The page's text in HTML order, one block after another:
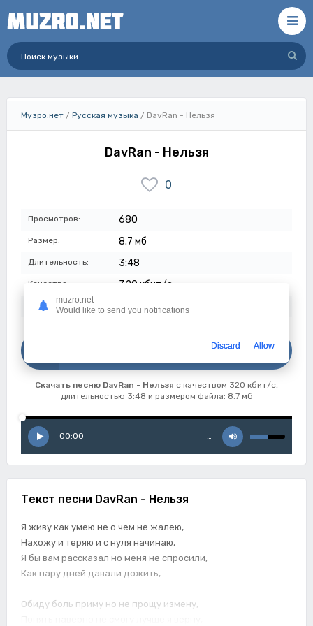
Музро.нет / Русская музыка / DavRan - Нельзя
DavRan - Нельзя
0
Просмотров: 680
Размер: 8.7 мб
Длительность: 3:48
Качество: 320 кбит/с
Дата: 31-07-2023
Скачать песню DavRan - Нельзя с качеством 320 кбит/с,
длительностью 3:48 и размером файла: 8.7 мб
00:00 …
Текст песни DavRan - Нельзя
Я живу как умею не о чем не жалею,
Нахожу и теряю и с нуля начинаю,
Я бы вам рассказал но меня не спросили,
Как пару дней давали дожить,
Обиду боль приму но не прощу измену,
muzro.net
Would like to send you notifications
Discard Allow